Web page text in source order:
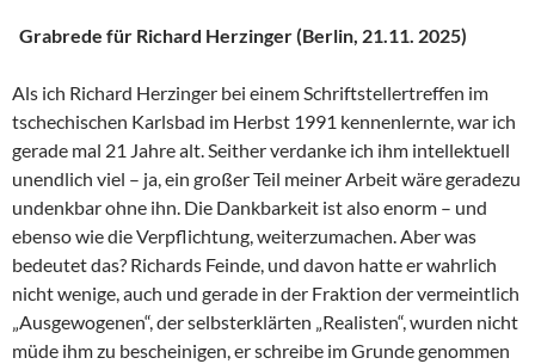
Grabrede für Richard Herzinger (Berlin, 21.11. 2025)
Als ich Richard Herzinger bei einem Schriftstellertreffen im
tschechischen Karlsbad im Herbst 1991 kennenlernte, war ich
gerade mal 21 Jahre alt. Seither verdanke ich ihm intellektuell
unendlich viel – ja, ein großer Teil meiner Arbeit wäre geradezu
undenkbar ohne ihn. Die Dankbarkeit ist also enorm – und
ebenso wie die Verpflichtung, weiterzumachen. Aber was
bedeutet das? Richards Feinde, und davon hatte er wahrlich
nicht wenige, auch und gerade in der Fraktion der vermeintlich
„Ausgewogenen“, der selbsterklärten „Realisten“, wurden nicht
müde ihm zu bescheinigen, er schreibe im Grunde genommen